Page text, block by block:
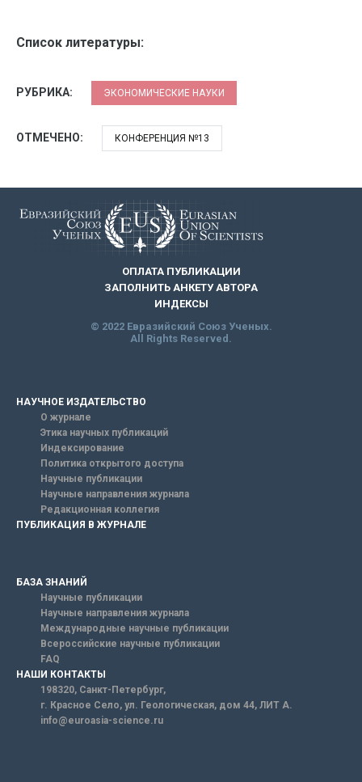
Список литературы:
РУБРИКА: ЭКОНОМИЧЕСКИЕ НАУКИ
ОТМЕЧЕНО: КОНФЕРЕНЦИЯ №13
ОПЛАТА ПУБЛИКАЦИИ
ЗАПОЛНИТЬ АНКЕТУ АВТОРА
ИНДЕКСЫ
© 2022 Евразийский Союз Ученых.
All Rights Reserved.
НАУЧНОЕ ИЗДАТЕЛЬСТВО
О журнале
Этика научных публикаций
Индексирование
Политика открытого доступа
Научные публикации
Научные направления журнала
Редакционная коллегия
ПУБЛИКАЦИЯ В ЖУРНАЛЕ
БАЗА ЗНАНИЙ
Научные публикации
Научные направления журнала
Международные научные публикации
Всероссийские научные публикации
FAQ
НАШИ КОНТАКТЫ
198320, Санкт-Петербург,
г. Красное Село, ул. Геологическая, дом 44, ЛИТ А.
info@euroasia-science.ru